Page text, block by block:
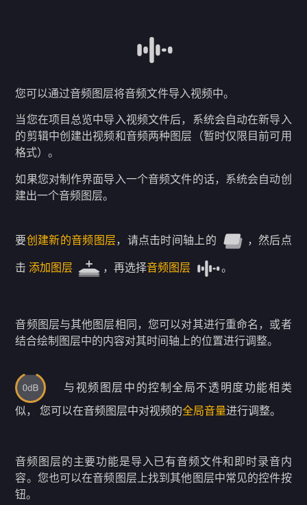
您可以通过音频图层将音频文件导入视频中。
当您在项目总览中导入视频文件后，系统会自动在新导入
的剪辑中创建出视频和音频两种图层（暂时仅限目前可用
格式）。
如果您对制作界面导入一个音频文件的话，系统会自动创
建出一个音频图层。
要创建新的音频图层，请点击时间轴上的 ，然后点
击添加图层 ，再选择音频图层 。
音频图层与其他图层相同，您可以对其进行重命名，或者
结合绘制图层中的内容对其时间轴上的位置进行调整。
与视频图层中的控制全局不透明度功能相类
似， 您可以在音频图层中对视频的全局音量进行调整。
音频图层的主要功能是导入已有音频文件和即时录音内
容。您也可以在音频图层上找到其他图层中常见的控件按
钮。